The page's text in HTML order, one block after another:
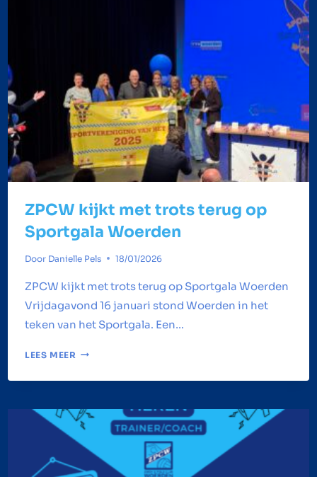
ZPCW kijkt met trots terug op
Sportgala Woerden
Door Danielle Pels 18/01/2026
ZPCW kijkt met trots terug op Sportgala Woerden
Vrijdagavond 16 januari stond Woerden in het
teken van het Sportgala. Een…
LEES MEER ZPCW
MET
TERUG
OP
SPORTGALA
WOERDEN